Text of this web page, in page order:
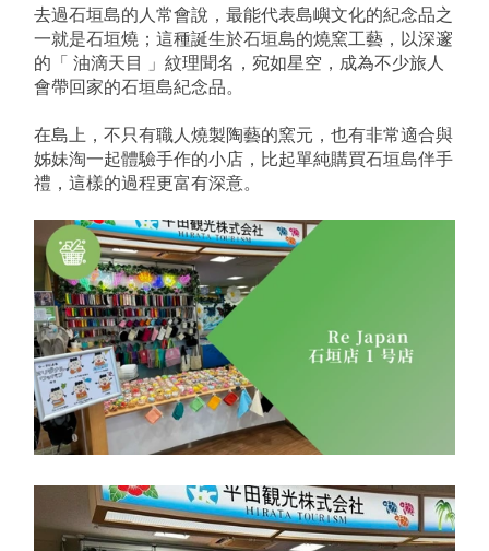
去過石垣島的人常會說，最能代表島嶼文化的紀念品之
一就是石垣燒；這種誕生於石垣島的燒窯工藝，以深邃
的「 油滴天目 」紋理聞名，宛如星空，成為不少旅人
會帶回家的石垣島紀念品。
在島上，不只有職人燒製陶藝的窯元，也有非常適合與
姊妹淘一起體驗手作的小店，比起單純購買石垣島伴手
禮，這樣的過程更富有深意。